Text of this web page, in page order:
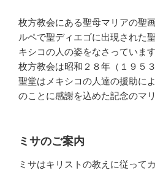
枚方教会にある聖母マリアの聖
ルペで聖ディエゴに出現された
キシコの人の姿をなさっています
枚方教会は昭和２８年（１９５
聖堂はメキシコの人達の援助に
のことに感謝を込めた記念のマリ
ミサのご案内
ミサはキリストの教えに従って